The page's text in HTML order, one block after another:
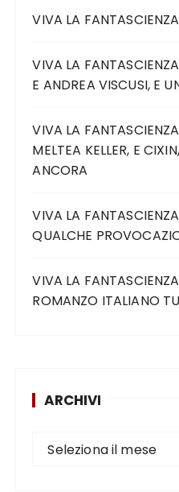
VIVA LA
VIVA LA
E ANDREA VISCUSI, E
VIVA LA
MELTEA KELLER, E
ANCORA
VIVA LA
QUALCHE
VIVA LA
ROMANZO ITALIANO
ARCHIVI
Seleziona il mese